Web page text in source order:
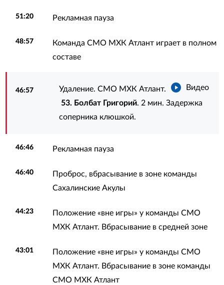
51:20 Рекламная пауза
48:57
Команда СМО МХК Атлант играет в полном
составе
46:57 Видео
Удаление. СМО МХК Атлант.
53. Болбат Григорий. 2 мин. Задержка
соперника клюшкой.
46:46 Рекламная пауза
46:40
Проброс, вбрасывание в зоне команды
Сахалинские Акулы
44:23
Положение «вне игры» у команды СМО
МХК Атлант. Вбрасывание в средней зоне
43:01
Положение «вне игры» у команды СМО
МХК Атлант. Вбрасывание в зоне команды
СМО МХК Атлант